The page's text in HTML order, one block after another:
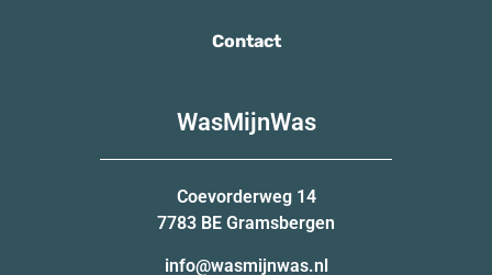
Contact
WasMijnWas
Coevorderweg 14
7783 BE Gramsbergen
info@wasmijnwas.nl